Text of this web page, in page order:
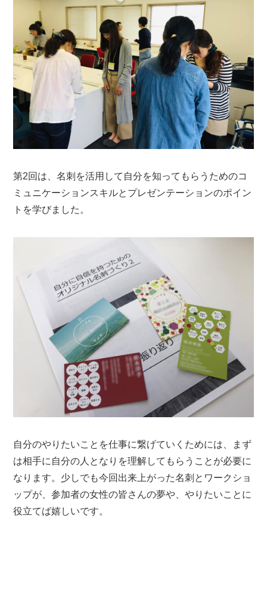
第2回は、名刺を活用して自分を知ってもらうためのコ
ミュニケーションスキルとプレゼンテーションのポイン
トを学びました。
自分のやりたいことを仕事に繋げていくためには、まず
は相手に自分の人となりを理解してもらうことが必要に
なります。少しでも今回出来上がった名刺とワークショ
ップが、参加者の女性の皆さんの夢や、やりたいことに
役立てば嬉しいです。